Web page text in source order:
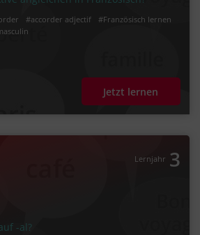
#accorder adjectif
#Französisch lernen
Jetzt lernen
Lernjahr 3
-al?